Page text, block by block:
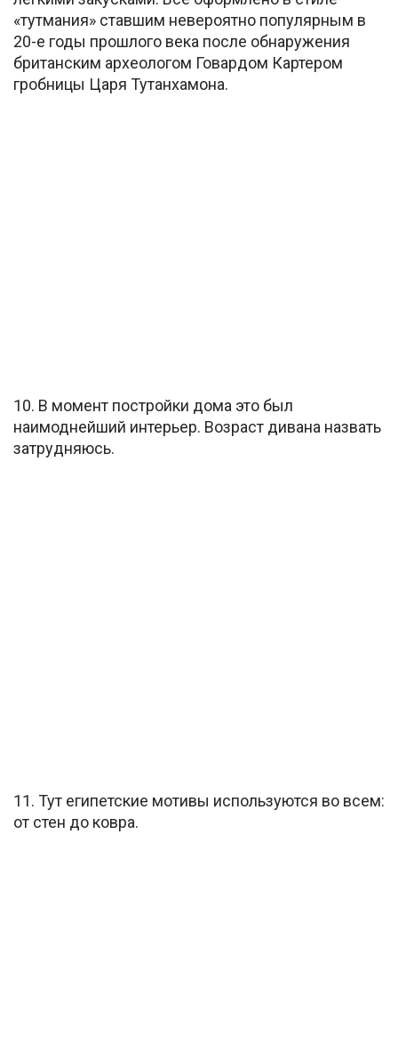
«тутмания» ставшим невероятно популярным в
20-е годы прошлого века после обнаружения
британским археологом Говардом Картером
гробницы Царя Тутанхамона.
10. В момент постройки дома это был
наимоднейший интерьер. Возраст дивана назвать
затрудняюсь.
11. Тут египетские мотивы используются во всем:
от стен до ковра.